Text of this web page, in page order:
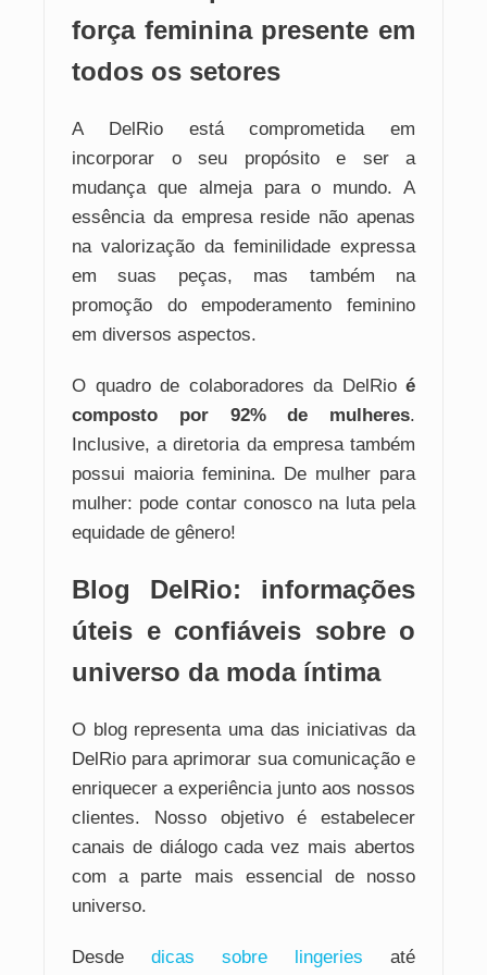
força feminina presente em
todos os setores
A DelRio está comprometida em
incorporar o seu propósito e ser a
mudança que almeja para o mundo. A
essência da empresa reside não apenas
na valorização da feminilidade expressa
em suas peças, mas também na
promoção do empoderamento feminino
em diversos aspectos.
O quadro de colaboradores da DelRioé
composto por 92% de mulheres.
Inclusive, a diretoria da empresa também
possui maioria feminina. De mulher para
mulher: pode contar conosco na luta pela
equidade de gênero!
Blog DelRio: informações
úteis e confiáveis sobre o
universo da moda íntima
O blog representa uma das iniciativas da
DelRio para aprimorar sua comunicação e
enriquecer a experiência junto aos nossos
clientes. Nosso objetivo é estabelecer
canais de diálogo cada vez mais abertos
com a parte mais essencial de nosso
universo.
Desde dicas sobre lingeries até